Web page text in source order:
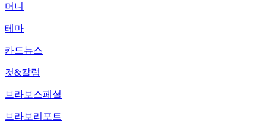
머니
테마
카드뉴스
컷&칼럼
브라보스페셜
브라보리포트